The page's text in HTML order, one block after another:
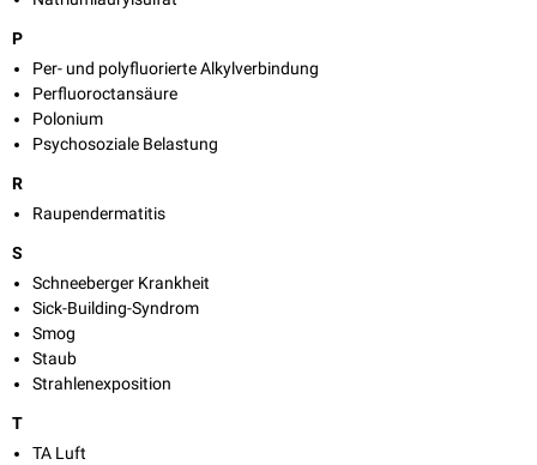
P
Per- und polyfluorierte Alkylverbindung
Perfluoroctansäure
Polonium
Psychosoziale Belastung
R
Raupendermatitis
S
Schneeberger Krankheit
Sick-Building-Syndrom
Smog
Staub
Strahlenexposition
T
TA Luft